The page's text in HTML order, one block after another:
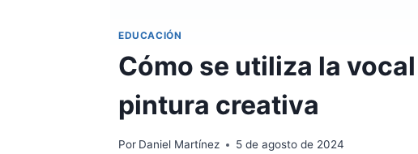
EDUCACIÓN
Cómo se utiliza la
pintura creativa
Por Daniel Martínez 5 de agosto de 2024